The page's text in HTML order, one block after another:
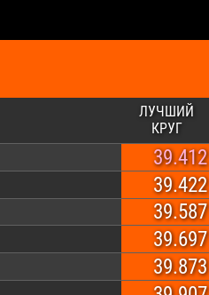
ЛУЧШИЙ
КРУГ
39.412
39.422
39.587
39.697
39.873